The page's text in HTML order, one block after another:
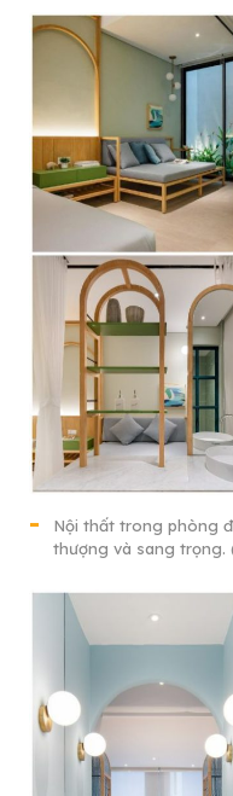
Nội thất trong phòng
thượng và sang trọng.